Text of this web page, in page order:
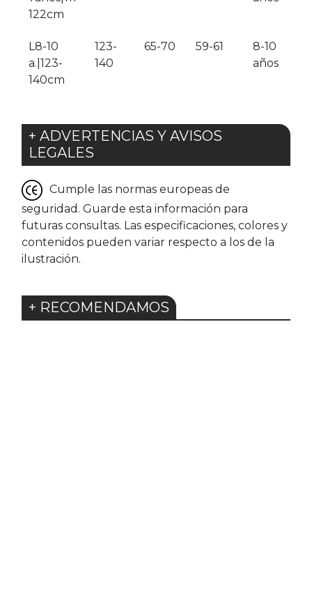
122cm
L8-10
a.|123-
140cm
123-
140
65-70 59-61
8-10
años
+ ADVERTENCIAS Y AVISOS
LEGALES
Cumple las normas europeas de
seguridad. Guarde esta información para
futuras consultas. Las especificaciones, colores y
contenidos pueden variar respecto a los de la
ilustración.
+ RECOMENDAMOS